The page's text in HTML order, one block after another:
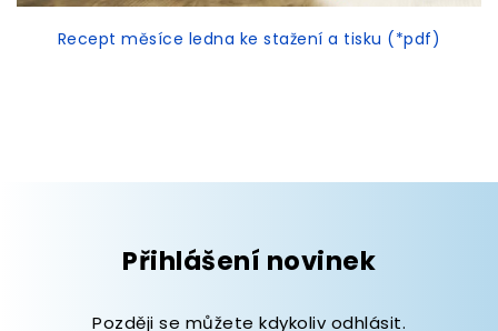
Recept měsíce ledna ke stažení a tisku (*pdf)
Přihlášení novinek
Později se můžete kdykoliv odhlásit.